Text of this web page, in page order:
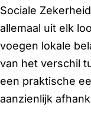
Sociale
allemaal uit elk
voegen lokale
van het verschil
een praktische
aanzienlijk